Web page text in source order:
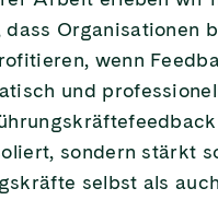
dass Organisationen
wenn
und
sondern stärkt
selbst als